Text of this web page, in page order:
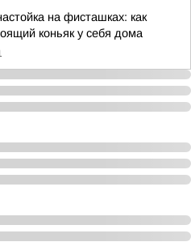
на фисташках: как
коньяк у себя дома